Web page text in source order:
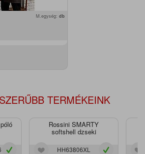
M.egység: db
TERMÉKEINK
Rossini SMARTY
softshell dzseki
HH63806XL